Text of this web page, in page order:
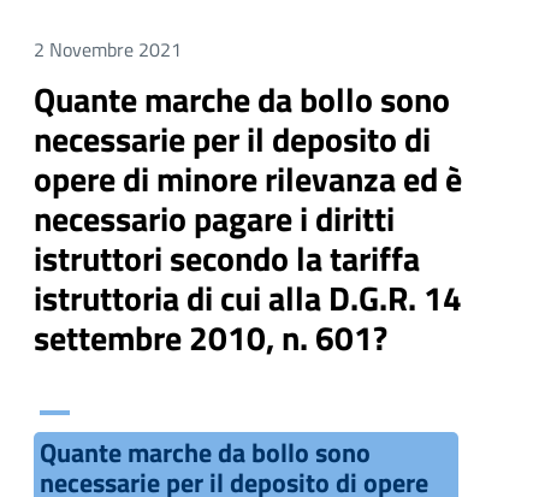
2 Novembre 2021
Quante marche da bollo sono
necessarie per il deposito di
opere di minore rilevanza ed è
necessario pagare i diritti
istruttori secondo la tariffa
istruttoria di cui alla D.G.R. 14
settembre 2010, n. 601?
A
Quante marche da bollo sono
necessarie per il deposito di opere